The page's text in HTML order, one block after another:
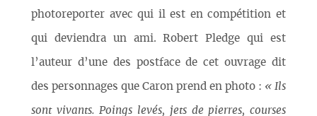
photoreporter avec qui il est en compétition et
qui deviendra un ami. Robert Pledge qui est
l’auteur d’une des postface de cet ouvrage dit
des personnages que Caron prend en photo : « Ils
sont vivants. Poings levés, jets de pierres, courses